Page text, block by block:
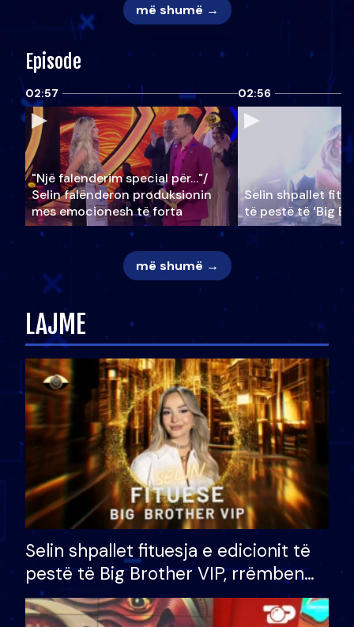
më shumë →
Episode
02:57
"Një falenderim special për…"/
Selin falënderon produksionin
mes emocionesh të forta
02:56
Selin shpallet
të pestë të ‘Big
më shumë →
LAJME
Selin shpallet fituesja e edicionit të
pestë të Big Brother VIP, rrëmben
çmimin e madh prej 100 mijë eurosh